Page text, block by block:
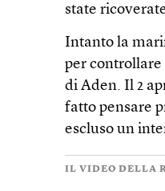
state
Intanto la
per controllare
di Aden. Il 2
fatto pensare
escluso un
IL VIDEO DELLA